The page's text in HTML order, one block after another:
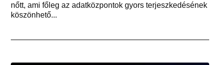
nőtt, ami főleg az adatközpontok gyors terjeszkedésének
köszönhető...